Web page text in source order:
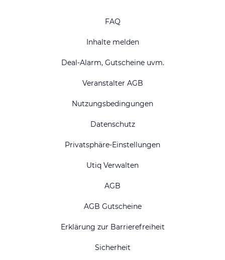
FAQ
Inhalte melden
Deal-Alarm, Gutscheine uvm.
Veranstalter AGB
Nutzungsbedingungen
Datenschutz
Privatsphäre-Einstellungen
Utiq Verwalten
AGB
AGB Gutscheine
Erklärung zur Barrierefreiheit
Sicherheit